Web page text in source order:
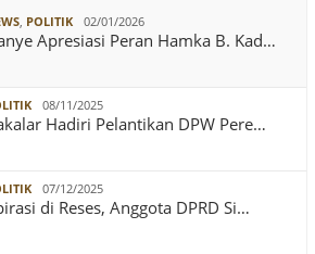
, POLITIK 02/01/2026
Apresiasi Peran Hamka B. Kad…
08/11/2025
Hadiri Pelantikan DPW Pere…
07/12/2025
di Reses, Anggota DPRD Si…